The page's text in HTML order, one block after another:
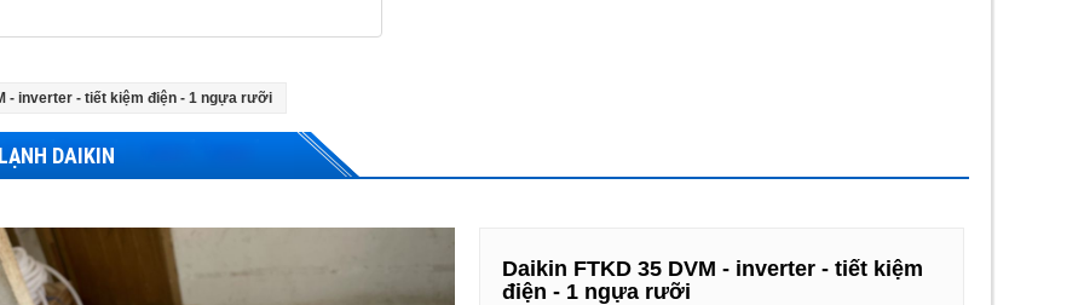
- inverter - tiết kiệm điện - 1 ngựa rưỡi
DAIKIN
Daikin FTKD 35 DVM - inverter - tiết kiệm
điện - 1 ngựa rưỡi